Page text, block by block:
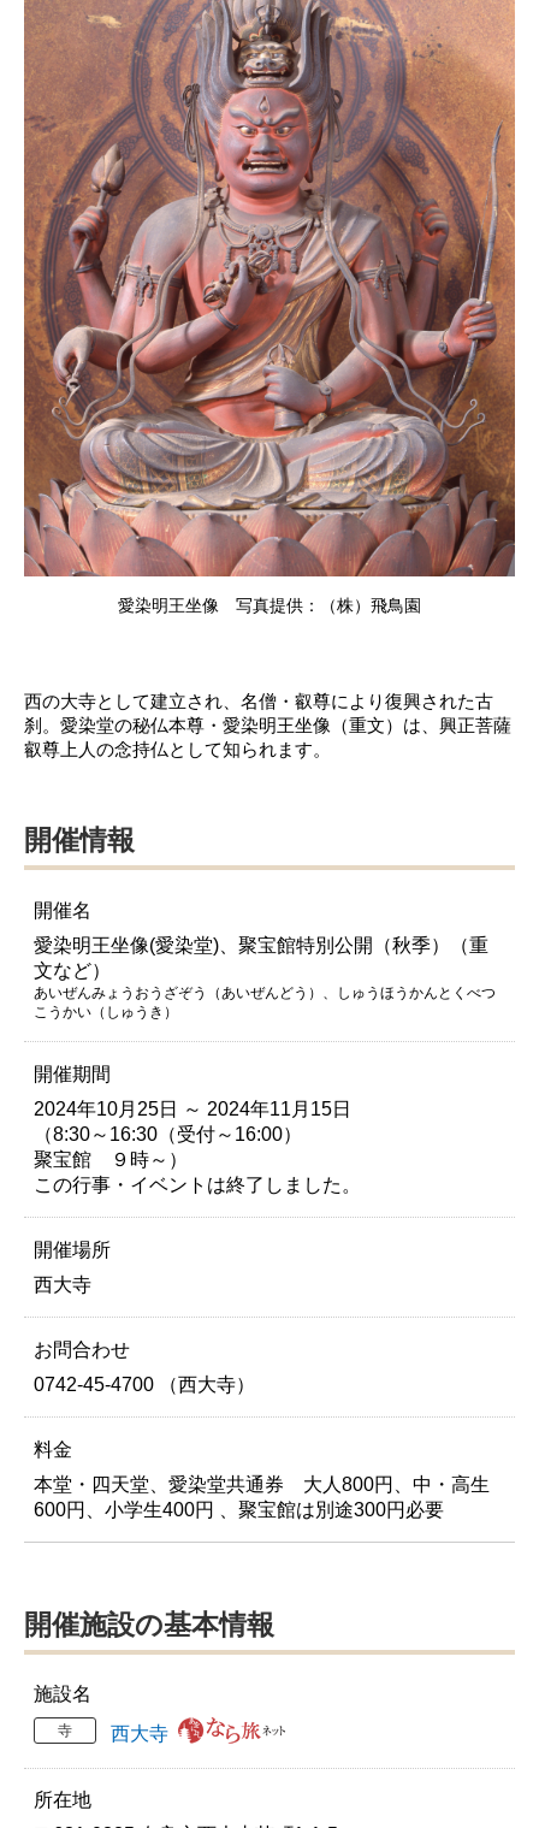
愛染明王坐像 写真提供：（株）飛鳥園
西の大寺として建立され、名僧・叡尊により復興された古
刹。愛染堂の秘仏本尊・愛染明王坐像（重文）は、興正菩薩
叡尊上人の念持仏として知られます。
開催情報
開催名
愛染明王坐像(愛染堂)、聚宝館特別公開（秋季）（重
文など）
あいぜんみょうおうざぞう（あいぜんどう）、しゅうほうかんとくべつ
こうかい（しゅうき）
開催期間
2024年10月25日 ～ 2024年11月15日
（8:30～16:30（受付～16:00）
聚宝館 ９時～）
この行事・イベントは終了しました。
開催場所
西大寺
お問合わせ
0742-45-4700 （西大寺）
料金
本堂・四天堂、愛染堂共通券 大人800円、中・高生
600円、小学生400円 、聚宝館は別途300円必要
開催施設の基本情報
施設名
寺 西大寺
所在地